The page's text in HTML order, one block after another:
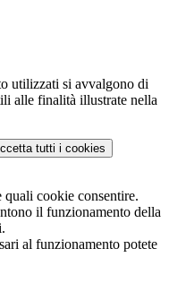
utilizzati si avvalgono di
alle finalità illustrate nella
tutti i cookies
quali cookie consentire.
il funzionamento della
al funzionamento potete